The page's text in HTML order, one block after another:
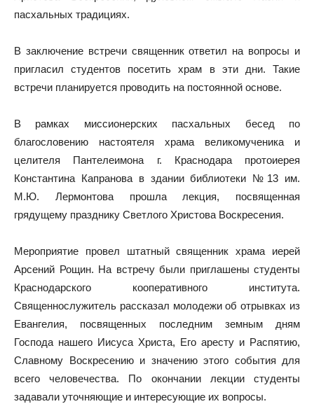
пасхальных традициях.
В заключение встречи священник ответил на вопросы и
пригласил студентов посетить храм в эти дни. Такие
встречи планируется проводить на постоянной основе.
В рамках миссионерских пасхальных бесед по
благословению настоятеля храма великомученика и
целителя Пантелеимона г. Краснодара протоиерея
Константина Капранова в здании библиотеки №13 им.
М.Ю. Лермонтова прошла лекция, посвященная
грядущему празднику Светлого Христова Воскресения.
Мероприятие провел штатный священник храма иерей
Арсений Рощин. На встречу были приглашены студенты
Краснодарского кооперативного института.
Священнослужитель рассказал молодежи об отрывках из
Евангелия, посвященных последним земным дням
Господа нашего Иисуса Христа, Его аресту и Распятию,
Славному Воскресению и значению этого события для
всего человечества. По окончании лекции студенты
задавали уточняющие и интересующие их вопросы.